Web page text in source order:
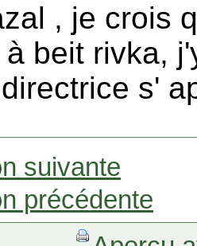
, je crois
à beit rivka,
s'
suivante
précédente